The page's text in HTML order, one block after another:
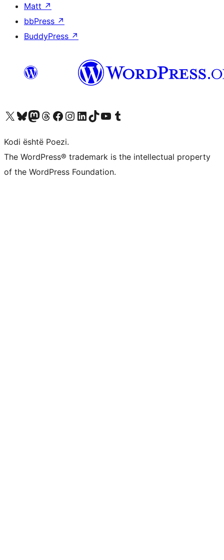
Matt ↗
bbPress ↗
BuddyPress ↗
Vizitoni llogarinë tonë X (ish Twitter)
Vizitoni llogarinë tonë Bluesky
Vizitoni llogarinë tonë Mastodon
Vizitoni llogarinë tonë Threads
Vizitoni faqen tonë në Facebook
Vizitoni llogarinë tonë Instagram
Vizitoni llogarinë tonë LinkedIn
Vizitoni llogarinë tonë TikTok
Vizitoni kanalin tonë YouTube
Vizitoni llogarinë tonë Tumblr
Kodi është Poezi.
The WordPress® trademark is the intellectual property
of the WordPress Foundation.